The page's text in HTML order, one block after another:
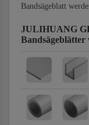
Bandsägeblatt
JULIHUANG
Bandsägeblätter